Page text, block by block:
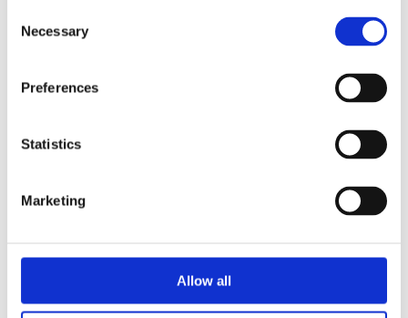
Selection
Necessary
Preferences
Statistics
Marketing
Allow all
FERIAS Y EVENTOS
sep26
sep26
Descubra